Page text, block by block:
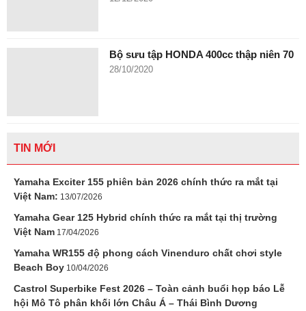
Bộ sưu tập HONDA 400cc thập niên 70
28/10/2020
TIN MỚI
Yamaha Exciter 155 phiên bản 2026 chính thức ra mắt tại
Việt Nam: 13/07/2026
Yamaha Gear 125 Hybrid chính thức ra mắt tại thị trường
Việt Nam 17/04/2026
Yamaha WR155 độ phong cách Vinenduro chất chơi style
Beach Boy 10/04/2026
Castrol Superbike Fest 2026 – Toàn cảnh buổi họp báo Lễ
hội Mô Tô phân khối lớn Châu Á – Thái Bình Dương